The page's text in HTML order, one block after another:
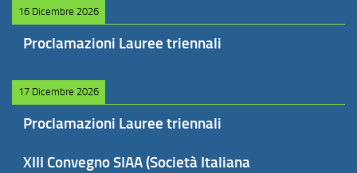
16 Dicembre 2026
Proclamazioni Lauree triennali
17 Dicembre 2026
Proclamazioni Lauree triennali
XIII Convegno SIAA (Società Italiana